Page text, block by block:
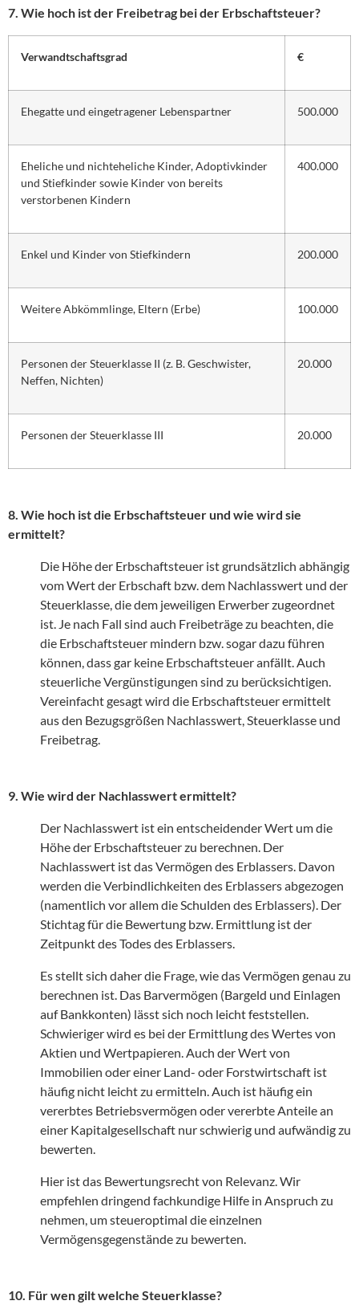
7. Wie hoch ist der Freibetrag bei der Erbschaftsteuer?
Verwandtschaftsgrad €
Ehegatte und eingetragener Lebenspartner 500.000
Eheliche und nichteheliche Kinder, Adoptivkinder
und Stiefkinder sowie Kinder von bereits
verstorbenen Kindern
400.000
Enkel und Kinder von Stiefkindern 200.000
Weitere Abkömmlinge, Eltern (Erbe) 100.000
Personen der Steuerklasse II (z. B. Geschwister,
Neffen, Nichten)
20.000
Personen der Steuerklasse III 20.000
8. Wie hoch ist die Erbschaftsteuer und wie wird sie
ermittelt?
Die Höhe der Erbschaftsteuer ist grundsätzlich abhängig
vom Wert der Erbschaft bzw. dem Nachlasswert und der
Steuerklasse, die dem jeweiligen Erwerber zugeordnet
ist. Je nach Fall sind auch Freibeträge zu beachten, die
die Erbschaftsteuer mindern bzw. sogar dazu führen
können, dass gar keine Erbschaftsteuer anfällt. Auch
steuerliche Vergünstigungen sind zu berücksichtigen.
Vereinfacht gesagt wird die Erbschaftsteuer ermittelt
aus den Bezugsgrößen Nachlasswert, Steuerklasse und
Freibetrag.
9. Wie wird der Nachlasswert ermittelt?
Der Nachlasswert ist ein entscheidender Wert um die
Höhe der Erbschaftsteuer zu berechnen. Der
Nachlasswert ist das Vermögen des Erblassers. Davon
werden die Verbindlichkeiten des Erblassers abgezogen
(namentlich vor allem die Schulden des Erblassers). Der
Stichtag für die Bewertung bzw. Ermittlung ist der
Zeitpunkt des Todes des Erblassers.
Es stellt sich daher die Frage, wie das Vermögen genau zu
berechnen ist. Das Barvermögen (Bargeld und Einlagen
auf Bankkonten) lässt sich noch leicht feststellen.
Schwieriger wird es bei der Ermittlung des Wertes von
Aktien und Wertpapieren. Auch der Wert von
Immobilien oder einer Land- oder Forstwirtschaft ist
häufig nicht leicht zu ermitteln. Auch ist häufig ein
vererbtes Betriebsvermögen oder vererbte Anteile an
einer Kapitalgesellschaft nur schwierig und aufwändig zu
bewerten.
Hier ist das Bewertungsrecht von Relevanz. Wir
empfehlen dringend fachkundige Hilfe in Anspruch zu
nehmen, um steueroptimal die einzelnen
Vermögensgegenstände zu bewerten.
10. Für wen gilt welche Steuerklasse?